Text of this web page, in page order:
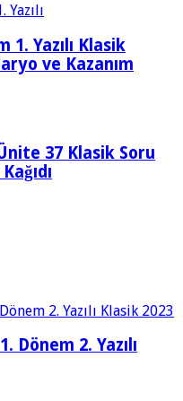
1. Yazılı Klasik
ve Kazanım
37 Klasik Soru
Dönem 2. Yazılı